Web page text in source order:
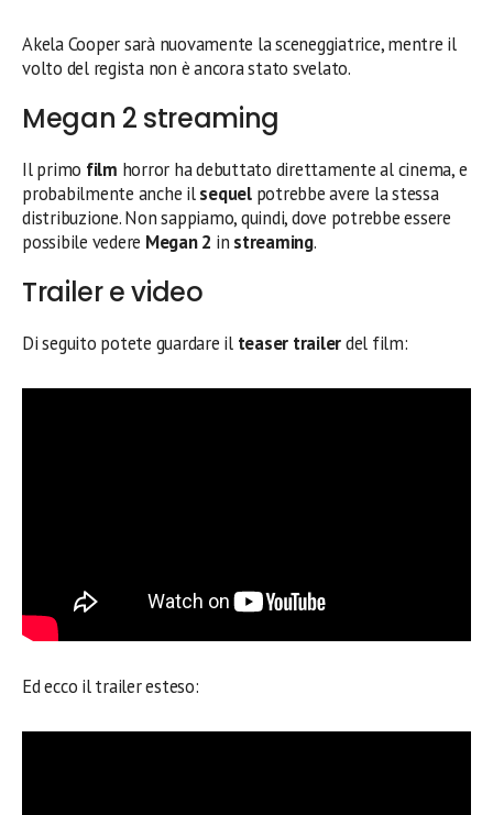
Akela Cooper sarà nuovamente la sceneggiatrice, mentre il
volto del regista non è ancora stato svelato.
Megan 2 streaming
Il primo film horror ha debuttato direttamente al cinema, e
probabilmente anche ilsequelpotrebbe avere la stessa
distribuzione. Non sappiamo, quindi, dove potrebbe essere
possibile vedere Megan 2 in streaming.
Trailer e video
Di seguito potete guardare il teaser trailerdel film:
Ed ecco il trailer esteso: